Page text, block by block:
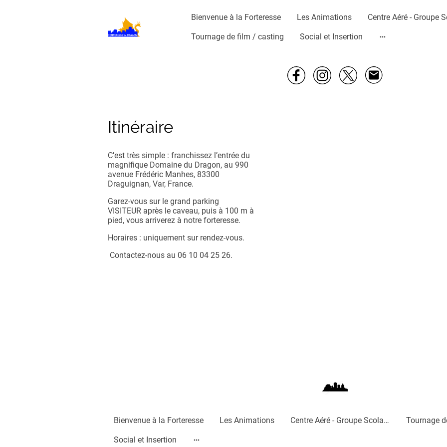
Bienvenue à la Forteresse Les Animations
Tournage de film / casting Social et Insertion
Itinéraire
C’est très simple : franchissez l’entrée du
magnifique Domaine du Dragon, au 990
avenue Frédéric Manhes, 83300
Draguignan, Var, France.
Garez-vous sur le grand parking
VISITEUR après le caveau, puis à 100 m à
pied, vous arriverez à notre forteresse.
Horaires : uniquement sur rendez-vous.
Contactez-nous au 06 10 04 25 26.
Bienvenue à la Forteresse Les Animations Centre Aéré - Groupe Scolaire Tournage
Social et Insertion